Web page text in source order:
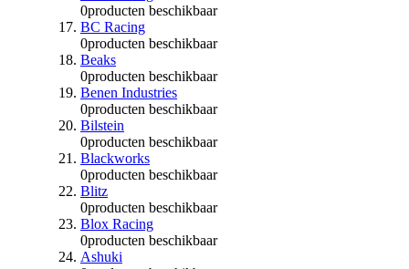
0producten beschikbaar
BC Racing
0producten beschikbaar
Beaks
0producten beschikbaar
Benen Industries
0producten beschikbaar
Bilstein
0producten beschikbaar
Blackworks
0producten beschikbaar
Blitz
0producten beschikbaar
Blox Racing
0producten beschikbaar
Ashuki